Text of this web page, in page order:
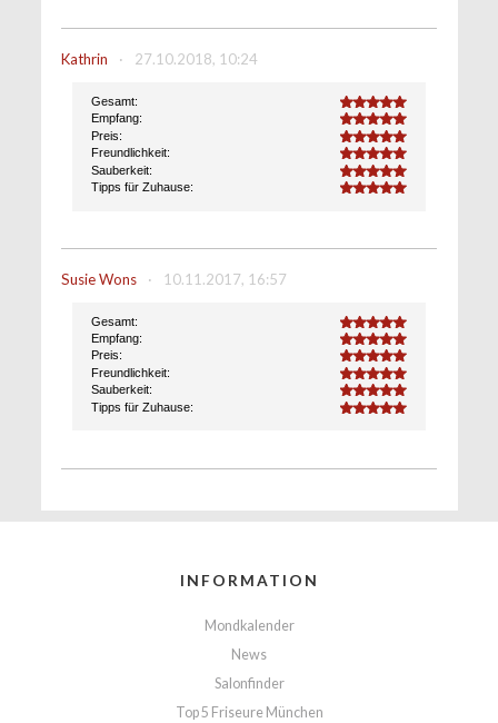
Kathrin · 27.10.2018, 10:24
Gesamt: 5.0
Empfang: 5.0
Preis: 5.0
Freundlichkeit: 5.0
Sauberkeit: 5.0
Tipps für Zuhause: 5.0
Susie Wons · 10.11.2017, 16:57
Gesamt: 5.0
Empfang: 5.0
Preis: 5.0
Freundlichkeit: 5.0
Sauberkeit: 5.0
Tipps für Zuhause: 5.0
INFORMATION
Mondkalender
News
Salonfinder
Top 5 Friseure München